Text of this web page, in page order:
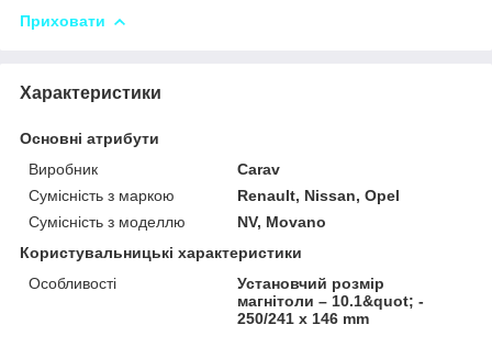
Приховати
Характеристики
Основні атрибути
Виробник
Carav
Сумісність з маркою
Renault, Nissan, Opel
Сумісність з моделлю
NV, Movano
Користувальницькі характеристики
Особливості
Установчий розмір
магнітоли – 10.1&quot; -
250/241 x 146 mm